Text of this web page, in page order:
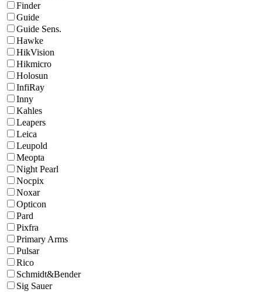
Finder
Guide
Guide Sens.
Hawke
HikVision
Hikmicro
Holosun
InfiRay
Inny
Kahles
Leapers
Leica
Leupold
Meopta
Night Pearl
Nocpix
Noxar
Opticon
Pard
Pixfra
Primary Arms
Pulsar
Rico
Schmidt&Bender
Sig Sauer